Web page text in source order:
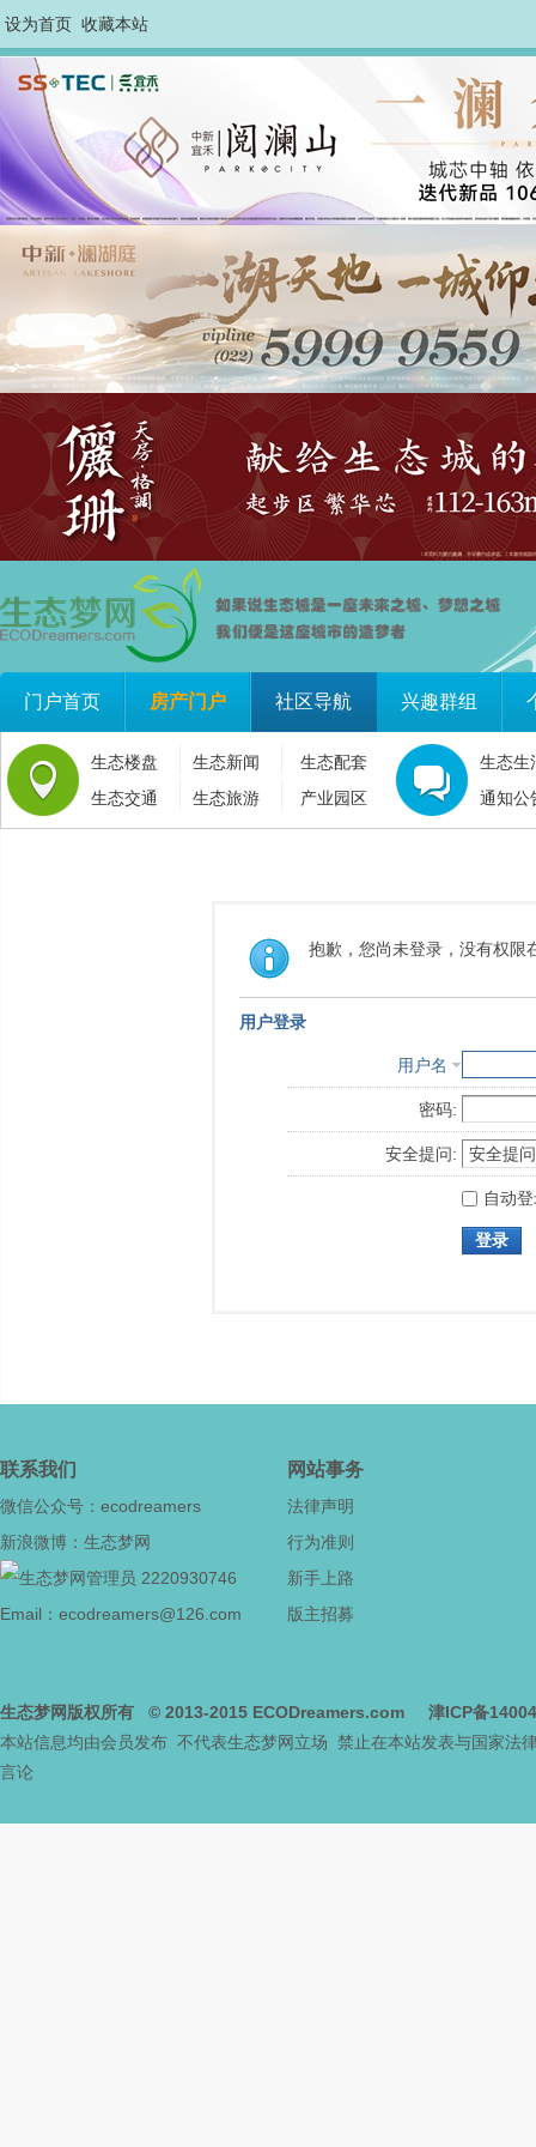
设为首页 收藏本站
门户首页 房产门户 社区导航 兴趣群组
生态楼盘 生态新闻
生态配套
生态交通
生态旅游 产业园区
生态生
通知公
抱歉，您尚未登录，没有权限
用户登录
用户名
密码:
安全提问:
自动
登录
联系我们
微信公众号：ecodreamers
新浪微博：生态梦网
2220930746
Email：ecodreamers@126.com
网站事务
法律声明
行为准则
新手上路
版主招募
生态梦网版权所有 © 2013-2015 ECODreamers.com
津ICP备
本站信息均由会员发布 不代表生态梦网立场 禁止在本站发表与国家法
言论